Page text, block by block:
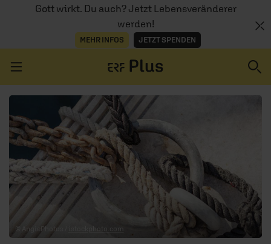
Gott wirkt. Du auch? Jetzt Lebensveränderer
werden!
MEHR INFOS JETZT SPENDEN
ERZÄHL MAL
AUDIOTHEK
PROGRAMM
© AngiePhotos / istockphoto.com